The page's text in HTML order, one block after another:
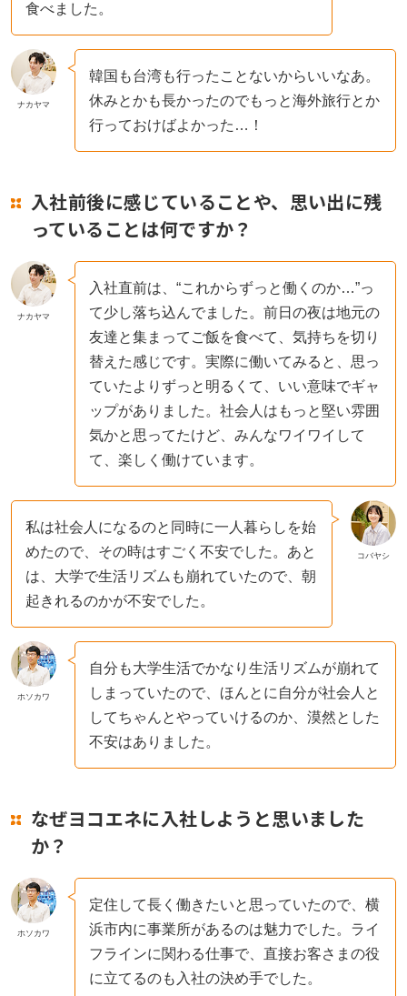
食べました。
ナカヤマ
韓国も台湾も行ったことないからいいなあ。
休みとかも長かったのでもっと海外旅行とか
行っておけばよかった…！
入社前後に感じていることや、思い出に残
っていることは何ですか？
ナカヤマ
入社直前は、“これからずっと働くのか…”っ
て少し落ち込んでました。前日の夜は地元の
友達と集まってご飯を食べて、気持ちを切り
替えた感じです。実際に働いてみると、思っ
ていたよりずっと明るくて、いい意味でギャ
ップがありました。社会人はもっと堅い雰囲
気かと思ってたけど、みんなワイワイして
て、楽しく働けています。
コバヤシ
私は社会人になるのと同時に一人暮らしを始
めたので、その時はすごく不安でした。あと
は、大学で生活リズムも崩れていたので、朝
起きれるのかが不安でした。
ホソカワ
自分も大学生活でかなり生活リズムが崩れて
しまっていたので、ほんとに自分が社会人と
してちゃんとやっていけるのか、漠然とした
不安はありました。
なぜヨコエネに入社しようと思いました
か？
ホソカワ
定住して長く働きたいと思っていたので、横
浜市内に事業所があるのは魅力でした。ライ
フラインに関わる仕事で、直接お客さまの役
に立てるのも入社の決め手でした。